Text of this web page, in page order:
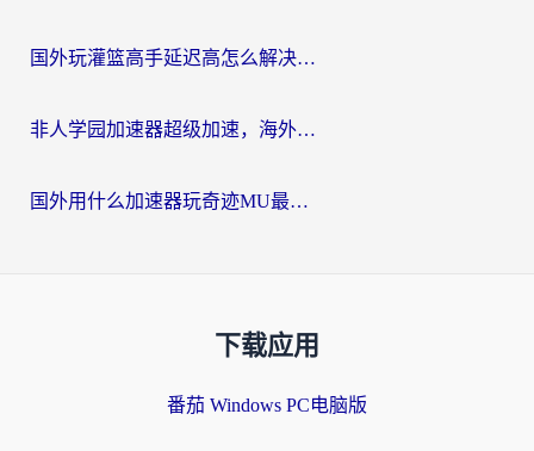
国外玩灌篮高手延迟高怎么解决？海外玩家国服游戏加速终极指南
非人学园加速器超级加速，海外玩家重返国服的通行证
国外用什么加速器玩奇迹MU最好？2026海外玩家国服游戏加速全攻略
下载应用
番茄 Windows PC电脑版